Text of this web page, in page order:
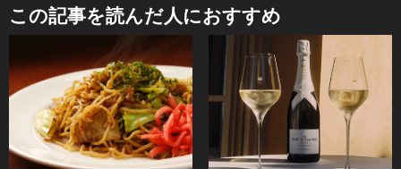
この記事を読んだ人におすすめ